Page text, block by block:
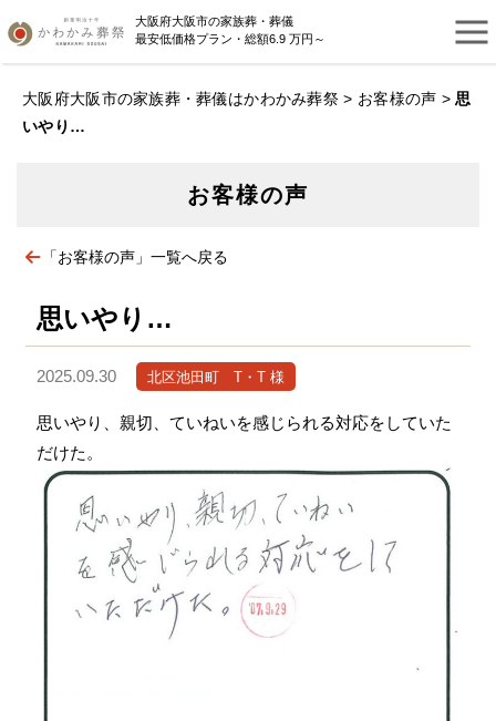
大阪府大阪市の家族葬・葬儀
最安低価格プラン・総額6.9 万円～
大阪府大阪市の家族葬・葬儀はかわかみ葬祭 > お客様の声 >思
いやり…
お客様の声
「お客様の声」一覧へ戻る
思いやり…
2025.09.30 北区池田町 T・T 様
思いやり、親切、ていねいを感じられる対応をしていた
だけた。